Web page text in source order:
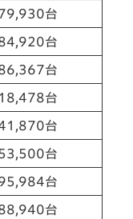
台
台
台
台
台
台
台
台